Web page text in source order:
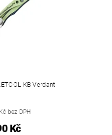
KB Verdant
bez DPH
Kč